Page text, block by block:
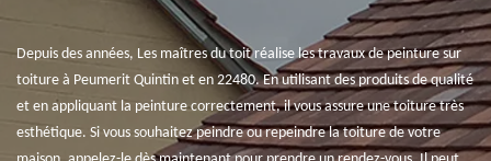
Depuis des années, Les maîtres du toit réalise les travaux de peinture sur
toiture à Peumerit Quintin et en 22480. En utilisant des produits de qualité
et en appliquant la peinture correctement, il vous assure une toiture très
esthétique. Si vous souhaitez peindre ou repeindre la toiture de votre